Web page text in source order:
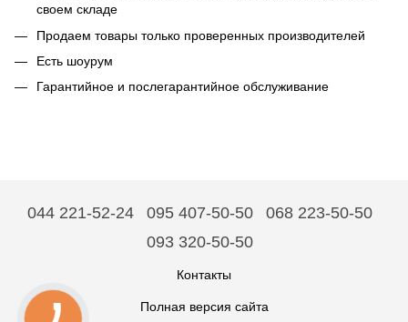
своем складе
Продаем товары только проверенных производителей
Есть шоурум
Гарантийное и послегарантийное обслуживание
044 221-52-24 095 407-50-50
068 223-50-50
093 320-50-50
Контакты
Полная версия сайта